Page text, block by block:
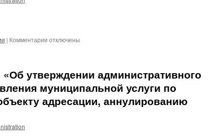
| Комментарии к
от
28.12.2022
г.
«Об
утверждении
отключены
утверждении административного
муниципальной услуги по
адресации, аннулированию